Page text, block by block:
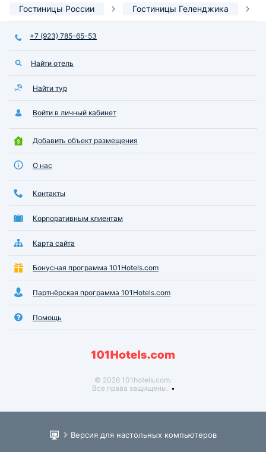
Гостиницы России Гостиницы Геленджика
+7 (923) 785-65-53
Найти отель
Найти тур
Войти в личный кабинет
Добавить объект размещения
О нас
Контакты
Корпоративным клиентам
Карта сайта
Бонусная программа 101Hotels.com
Партнёрская программа 101Hotels.com
Помощь
© 2026 101hotels.com.
Все права защищены.
Версия для настольных компьютеров